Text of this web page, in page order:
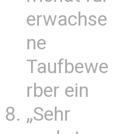
erwachse
ne
Taufbewe
rber ein
„Sehr